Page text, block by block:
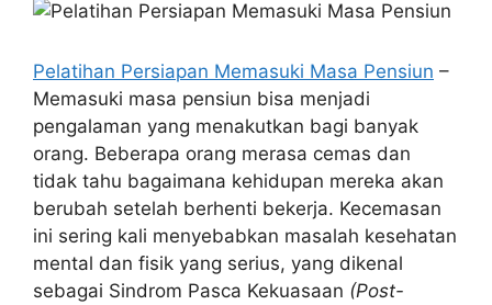
Pelatihan Persiapan Memasuki Masa Pensiun –
Memasuki masa pensiun bisa menjadi
pengalaman yang menakutkan bagi banyak
orang. Beberapa orang merasa cemas dan
tidak tahu bagaimana kehidupan mereka akan
berubah setelah berhenti bekerja. Kecemasan
ini sering kali menyebabkan masalah kesehatan
mental dan fisik yang serius, yang dikenal
sebagai Sindrom Pasca Kekuasaan (Post-